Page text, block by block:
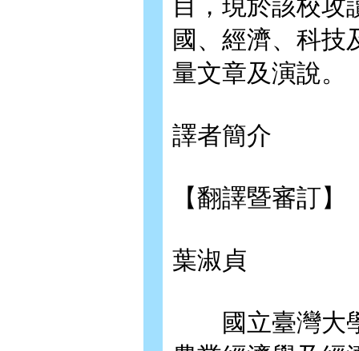
目，現於該校攻
國、經濟、科技
量文章及演說。
譯者簡介
【翻譯暨審訂】
葉淑貞
國立臺灣大學